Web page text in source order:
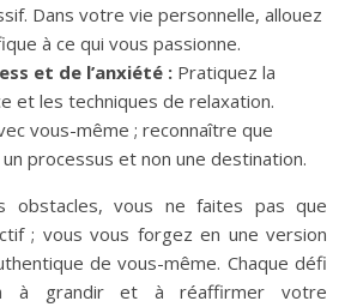
Dans votre vie personnelle, allouez
à ce qui vous passionne.
et de l’anxiété : Pratiquez la
et les techniques de relaxation.
vous-même ; reconnaître que
processus et non une destination.
obstacles, vous ne faites pas que
; vous vous forgez en une version
de vous-même. Chaque défi
à grandir et à réaffirmer votre